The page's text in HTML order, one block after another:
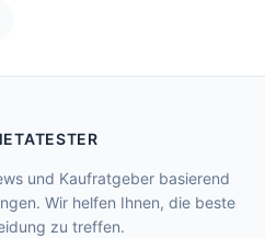
und Kaufratgeber basierend
Wir helfen Ihnen, die beste
zu treffen.